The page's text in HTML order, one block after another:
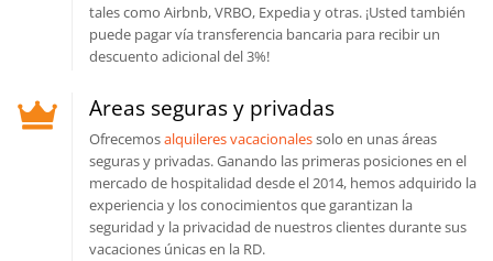
tales como Airbnb, VRBO, Expedia y otras. ¡Usted también
puede pagar vía transferencia bancaria para recibir un
descuento adicional del 3%!
Areas seguras y privadas
Ofrecemosalquileres vacacionalessolo en unas áreas
seguras y privadas. Ganando las primeras posiciones en el
mercado de hospitalidad desde el 2014, hemos adquirido la
experiencia y los conocimientos que garantizan la
seguridad y la privacidad de nuestros clientes durante sus
vacaciones únicas en la RD.